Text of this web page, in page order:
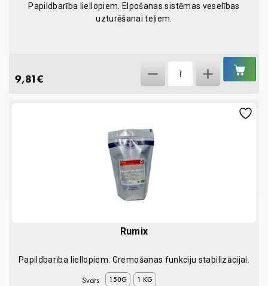
Papildbarība liellopiem. Elpošanas sistēmas veselības
uzturēšanai teļiem.
9,81€
Rumix
Papildbarība liellopiem. Gremošanas funkciju stabilizācijai.
Svars 150G 1 KG